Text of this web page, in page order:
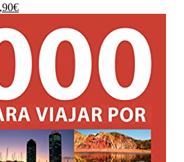
€El
actual
es:
22,90€.